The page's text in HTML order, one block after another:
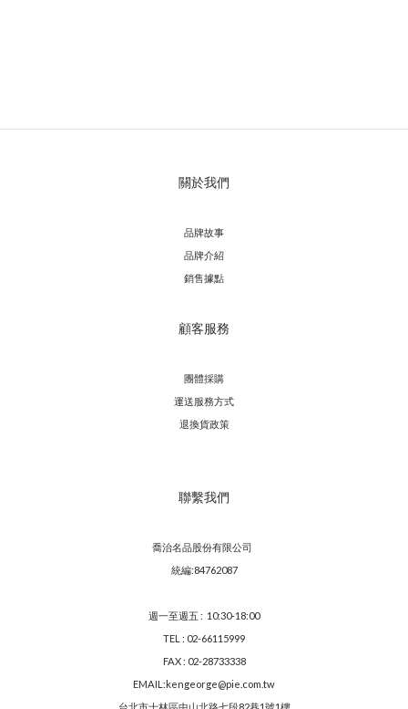
關於我們
品牌故事
品牌介紹
銷售據點
顧客服務
團體採購
運送服務方式
退換貨政策
聯繫我們
喬治名品股份有限公司
統編:84762087
週一至週五 : 10:30-18:00
TEL : 02-66115999
FAX : 02-28733338
EMAIL:kengeorge@pie.com.tw